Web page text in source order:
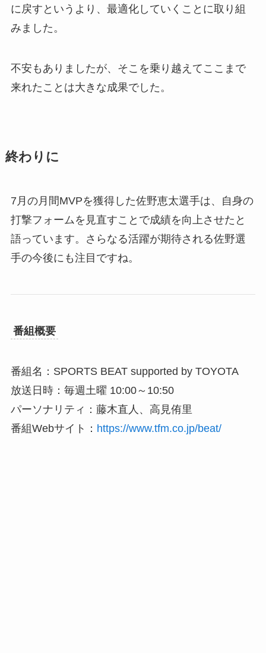
に戻すというより、最適化していくことに取り組
みました。
不安もありましたが、そこを乗り越えてここまで
来れたことは大きな成果でした。
終わりに
7月の月間MVPを獲得した佐野恵太選手は、自身の
打撃フォームを見直すことで成績を向上させたと
語っています。さらなる活躍が期待される佐野選
手の今後にも注目ですね。
番組概要
番組名：SPORTS BEAT supported by TOYOTA
放送日時：毎週土曜 10:00～10:50
パーソナリティ：藤木直人、高見侑里
番組Webサイト： https://www.tfm.co.jp/beat/